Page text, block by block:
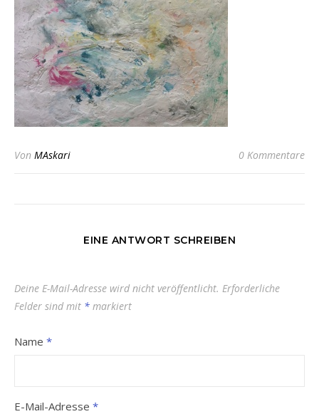
Von MAskari 0 Kommentare
EINE ANTWORT SCHREIBEN
Deine E-Mail-Adresse wird nicht veröffentlicht. Erforderliche
Felder sind mit * markiert
Name *
E-Mail-Adresse *